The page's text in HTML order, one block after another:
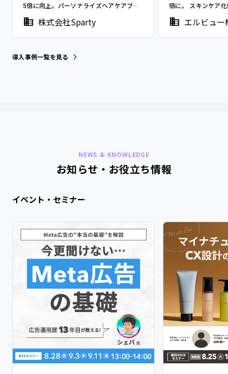
5倍に向上。パーソナライズヘアケアブラ
ンド「MEDULLA」を展開するSpartyが得
た、メーカーとしての基礎体力と強い運用
体制
株式会社Sparty
倍に。 スキンケア
ュー」が実現した
運営とはエルビュー
導入事例一覧を見る
NEWS & KNOWLEDGE
お知らせ・お役立ち情報
イベント・セミナー